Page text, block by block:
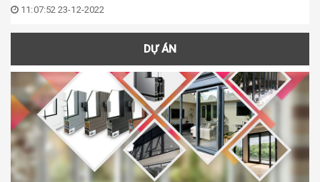
11:07:52 23-12-2022
DỰ ÁN